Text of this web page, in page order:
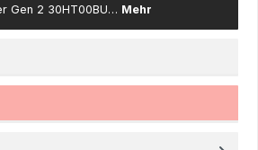
Gen 2 30HT00BU… Mehr